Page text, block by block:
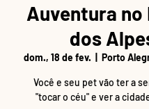
Auventura no
dos
dom., 18 de fev.
  |
Porto
Você e seu pet vão ter a
"tocar o céu" e ver a